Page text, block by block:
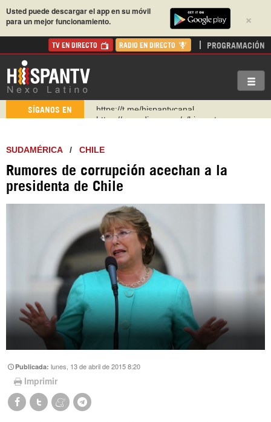
×
Usted puede descargar el app en su móvil
para un mejor funcionamiento.
TV EN DIRECTO RADIO EN DIRECTO PROGRAMACIÓN
SÍGANOS EN
https://urmedium.com/c/hispantv
Instagram como: hispan_tv
https://www.facebook.com/Nexolatino.Canal
https://www.youtube.com/@nexo_latino
https://t.me/hispantvcanal
SUDAMÉRICA/ CHILE
Rumores de corrupción acechan a la
presidenta de Chile
Publicada:lunes, 13 de abril de 2015 8:20
Imprimir